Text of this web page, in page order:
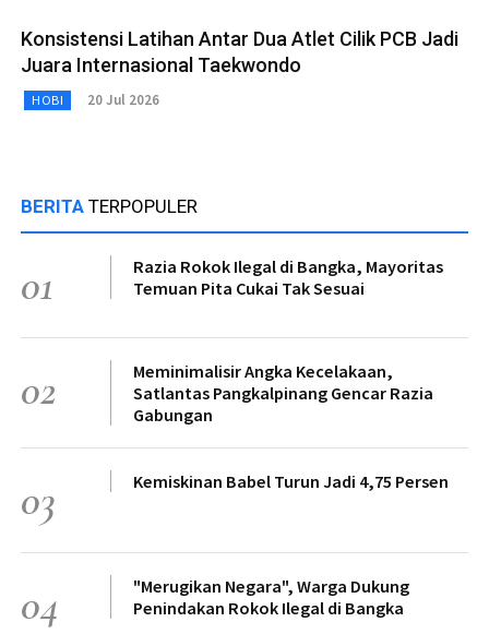
Konsistensi Latihan Antar Dua Atlet Cilik PCB Jadi
Juara Internasional Taekwondo
HOBI 20 Jul 2026
BERITA TERPOPULER
01
Razia Rokok Ilegal di Bangka, Mayoritas
Temuan Pita Cukai Tak Sesuai
02
Meminimalisir Angka Kecelakaan,
Satlantas Pangkalpinang Gencar Razia
Gabungan
03 Kemiskinan Babel Turun Jadi 4,75 Persen
04
"Merugikan Negara", Warga Dukung
Penindakan Rokok Ilegal di Bangka